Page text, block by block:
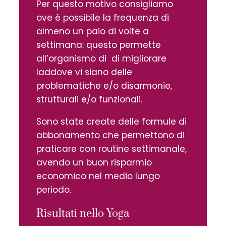
Per questo motivo consigliamo
ove è possibile la frequenza di
almeno un paio di volte a
settimana: questo permette
all’organismo di di migliorare
laddove vi siano delle
problematiche e/o disarmonie,
strutturali e/o funzionali.
Sono state create delle formule di
abbonamento che permettono di
praticare con routine settimanale,
avendo un buon risparmio
economico nel medio lungo
periodo.
Risultati nello Yoga